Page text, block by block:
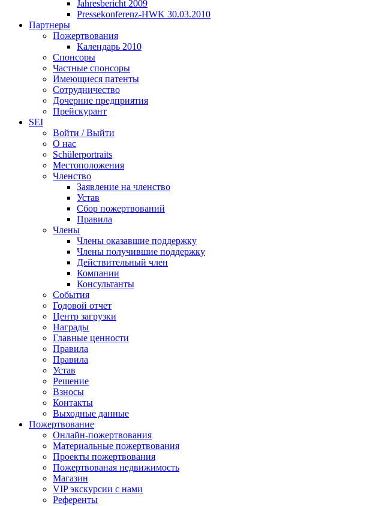
Jahresbericht 2009
Pressekonferenz-HWK 30.03.2010
Партнеры
Пожертвования
Календарь 2010
Спонсоры
Частные спонсоры
Имеющиеся патенты
Сотрудничество
Дочерние предприятия
Прейскурант
SEI
Войти / Выйти
О нас
Schülerportraits
Местоположения
Членство
Заявление на членство
Устав
Сбор пожертвований
Правила
Члены
Члены оказавшие поддержку
Члены получившие поддержку
Действительный член
Компании
Консультанты
События
Годовой отчет
Центр загрузки
Награды
Главные ценности
Правила
Правила
Устав
Решение
Взносы
Контакты
Выходные данные
Пожертвование
Онлайн-пожертвования
Материальные пожертвования
Проекты пожертвования
Пожертвованая недвижимость
Магазин
VIP экскурсии с нами
Референты